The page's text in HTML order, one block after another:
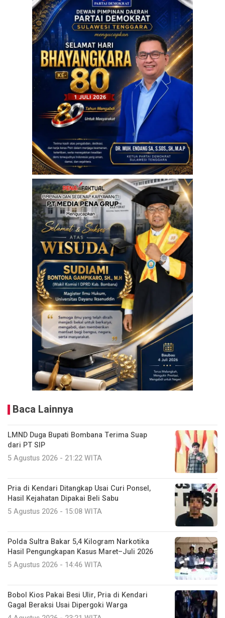
Baca Lainnya
LMND Duga Bupati Bombana Terima Suap
dari PT SIP
5 Agustus 2026 - 21:22 WITA
Pria di Kendari Ditangkap Usai Curi Ponsel,
Hasil Kejahatan Dipakai Beli Sabu
5 Agustus 2026 - 15:08 WITA
Polda Sultra Bakar 5,4 Kilogram Narkotika
Hasil Pengungkapan Kasus Maret–Juli 2026
5 Agustus 2026 - 14:46 WITA
Bobol Kios Pakai Besi Ulir, Pria di Kendari
Gagal Beraksi Usai Dipergoki Warga